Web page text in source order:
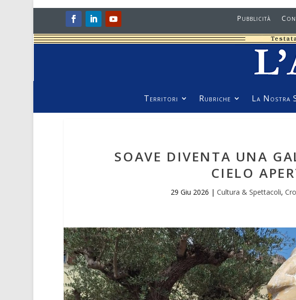
Pubblicità
Territori Rubriche La Nostra
SOAVE DIVENTA UNA
CIELO
29 Giu 2026 |Cultura & Spettacoli,